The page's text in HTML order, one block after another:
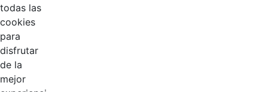
todas las
cookies
para
disfrutar
de la
mejor